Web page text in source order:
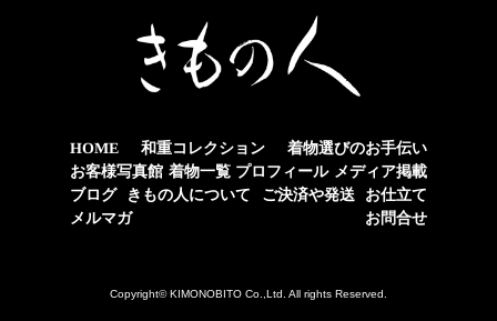
HOME 和重コレクション 着物選びのお手伝い
お客様写真館 着物一覧 プロフィール メディア掲載
ブログ きもの人について ご決済や発送
お仕立て
メルマガ
お問合せ
Copyright© KIMONOBITO Co.,Ltd. All rights Reserved.